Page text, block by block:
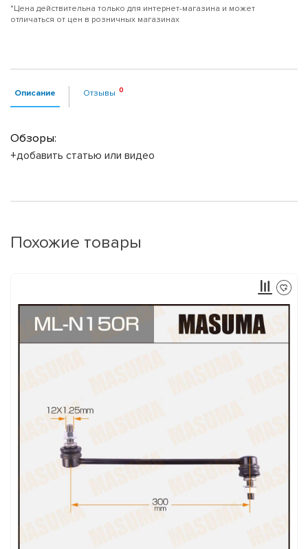
*Цена действительна только для интернет-магазина и может
отличаться от цен в розничных магазинах
Описание Отзывы
Обзоры:
+добавить статью или видео
Похожие товары